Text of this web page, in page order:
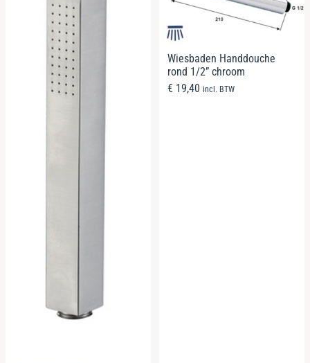
Wiesbaden Handdouche
rond 1/2” chroom
€ 19,40 incl. BTW